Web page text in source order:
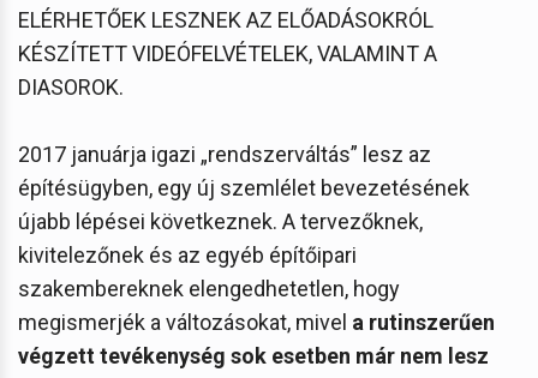
ELÉRHETŐEK LESZNEK AZ ELŐADÁSOKRÓL
KÉSZÍTETT VIDEÓFELVÉTELEK, VALAMINT A
DIASOROK.
2017 januárja igazi „rendszerváltás” lesz az
építésügyben, egy új szemlélet bevezetésének
újabb lépései következnek. A tervezőknek,
kivitelezőnek és az egyéb építőipari
szakembereknek elengedhetetlen, hogy
megismerjék a változásokat, mivel a rutinszerűen
végzett tevékenység sok esetben már nem lesz